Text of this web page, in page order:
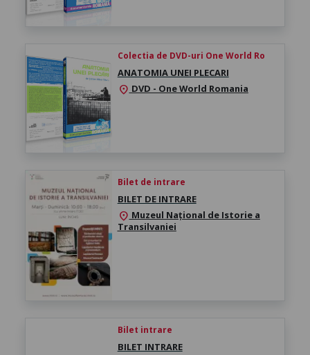
Colectia de DVD-uri One World Ro
ANATOMIA UNEI PLECARI
location_on DVD - One World Romania
Bilet de intrare
BILET DE INTRARE
location_on Muzeul Național de Istorie a
Transilvaniei
Bilet intrare
BILET INTRARE